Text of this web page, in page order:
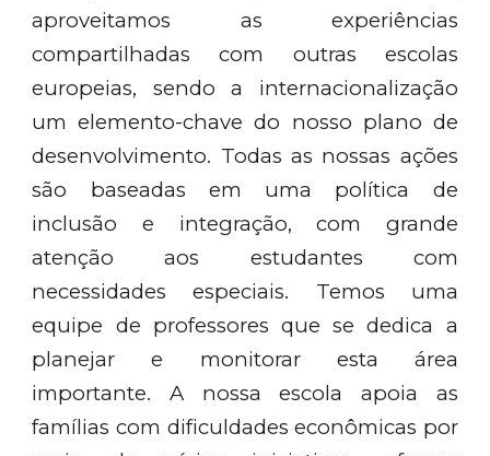
aproveitamos as experiências
compartilhadas com outras escolas
europeias, sendo a internacionalização
um elemento-chave do nosso plano de
desenvolvimento. Todas as nossas ações
são baseadas em uma política de
inclusão e integração, com grande
atenção aos estudantes com
necessidades especiais. Temos uma
equipe de professores que se dedica a
planejar e monitorar esta área
importante. A nossa escola apoia as
famílias com dificuldades econômicas por